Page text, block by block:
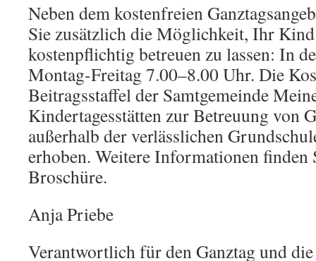
Neben dem kostenfreien
Sie zusätzlich die Möglichkeit, Ihr
kostenpflichtig betreuen zu lassen: In
Montag-Freitag 7.00–8.00 Uhr. Die
Beitragsstaffel der Samtgemeinde
Kindertagesstätten zur Betreuung von
außerhalb der verlässlichen
erhoben. Weitere Informationen finden
Broschüre.
Anja Priebe
Verantwortlich für den Ganztag und